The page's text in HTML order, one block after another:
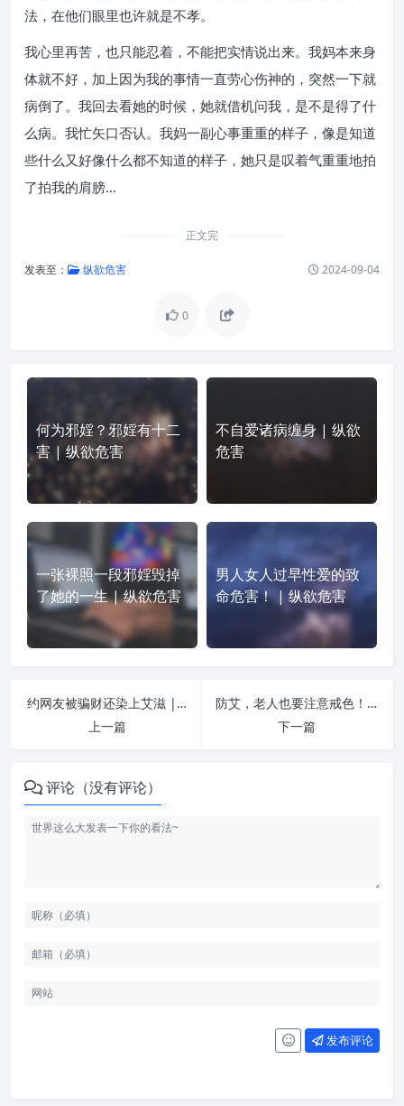
法，在他们眼里也许就是不孝。
我心里再苦，也只能忍着，不能把实情说出来。我妈本来身
体就不好，加上因为我的事情一直劳心伤神的，突然一下就
病倒了。我回去看她的时候，她就借机问我，是不是得了什
么病。我忙矢口否认。我妈一副心事重重的样子，像是知道
些什么又好像什么都不知道的样子，她只是叹着气重重地拍
了拍我的肩膀…
正文完
发表至： 纵欲危害 2024-09-04
0
何为邪婬？邪婬有十二
害 | 纵欲危害
不自爱诸病缠身 | 纵欲
危害
一张裸照一段邪婬毁掉
了她的一生 | 纵欲危害
男人女人过早性爱的致
命危害！ | 纵欲危害
约网友被骗财还染上艾滋 | 纵欲危害
上一篇
防艾，老人也要注意戒色！ | 纵欲危害
下一篇
评论（没有评论）
发布评论